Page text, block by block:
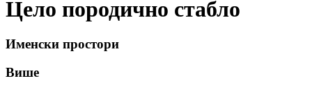
Цело породично стабло
Именски простори
Више